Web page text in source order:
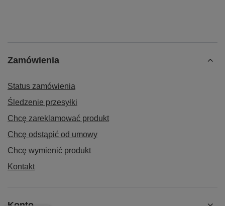
Zamówienia
Status zamówienia
Śledzenie przesyłki
Chcę zareklamować produkt
Chcę odstąpić od umowy
Chcę wymienić produkt
Kontakt